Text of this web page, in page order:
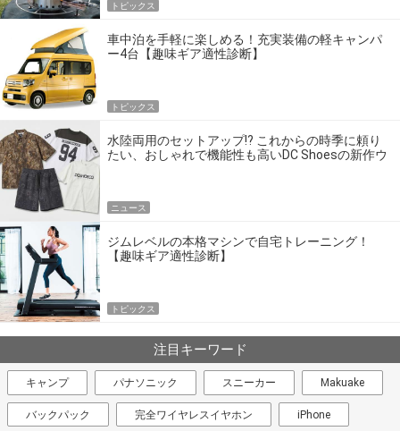
トピックス
車中泊を手軽に楽しめる！充実装備の軽キャンパ
ー4台【趣味ギア適性診断】
トピックス
水陸両用のセットアップ!? これからの時季に頼り
たい、おしゃれで機能性も高いDC Shoesの新作ウ
ニュース
ジムレベルの本格マシンで自宅トレーニング！
【趣味ギア適性診断】
トピックス
注目キーワード
キャンプ パナソニック スニーカー Makuake
バックパック 完全ワイヤレスイヤホン iPhone